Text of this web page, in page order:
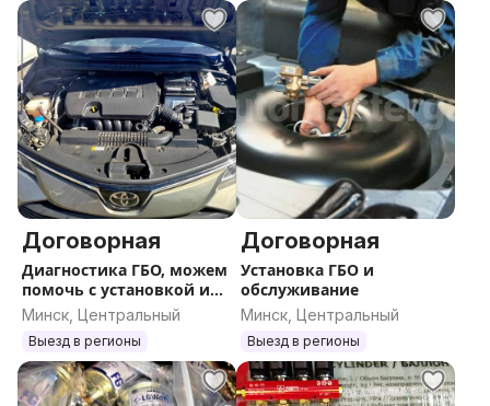
Договорная
Диагностика ГБО, можем
помочь с установкой и
документами. Пропан-
Метан
Минск, Центральный
Выезд в регионы
Договорная
Установка ГБО и
обслуживание
Минск, Центральный
Выезд в регионы